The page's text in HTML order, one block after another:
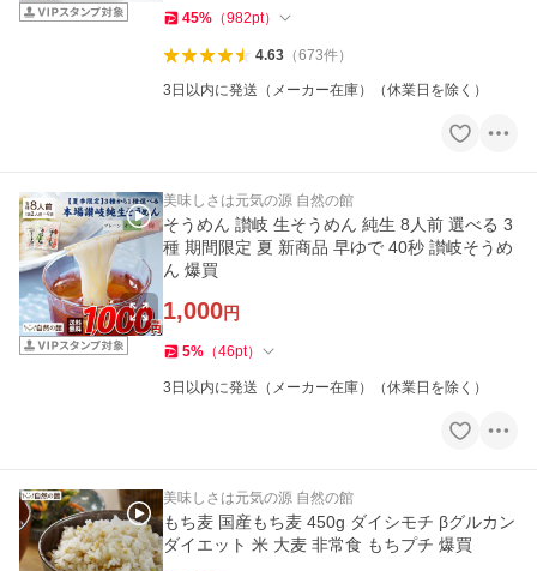
45% （982pt）
4.63（673件）
3日以内に発送（メーカー在庫）（休業日を除く）
美味しさは元気の源 自然の館
そうめん 讃岐 生そうめん 純生 8人前 選べる 3
種 期間限定 夏 新商品 早ゆで 40秒 讃岐そうめ
ん 爆買
1,000円
5% （46pt）
3日以内に発送（メーカー在庫）（休業日を除く）
美味しさは元気の源 自然の館
もち麦 国産もち麦 450g ダイシモチ βグルカン
ダイエット 米 大麦 非常食 もちプチ 爆買